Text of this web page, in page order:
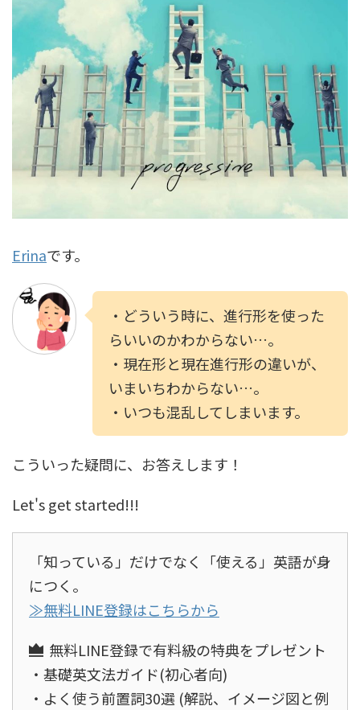
Erinaです。
・どういう時に、進行形を使った
らいいのかわからない…。
・現在形と現在進行形の違いが、
いまいちわからない…。
・いつも混乱してしまいます。
こういった疑問に、お答えします！
Let's get started!!!
「知っている」だけでなく「使える」英語が身
につく。
≫無料LINE登録はこちらから
無料LINE登録で有料級の特典をプレゼント
・基礎英文法ガイド(初心者向)
・よく使う前置詞30選 (解説、イメージ図と例